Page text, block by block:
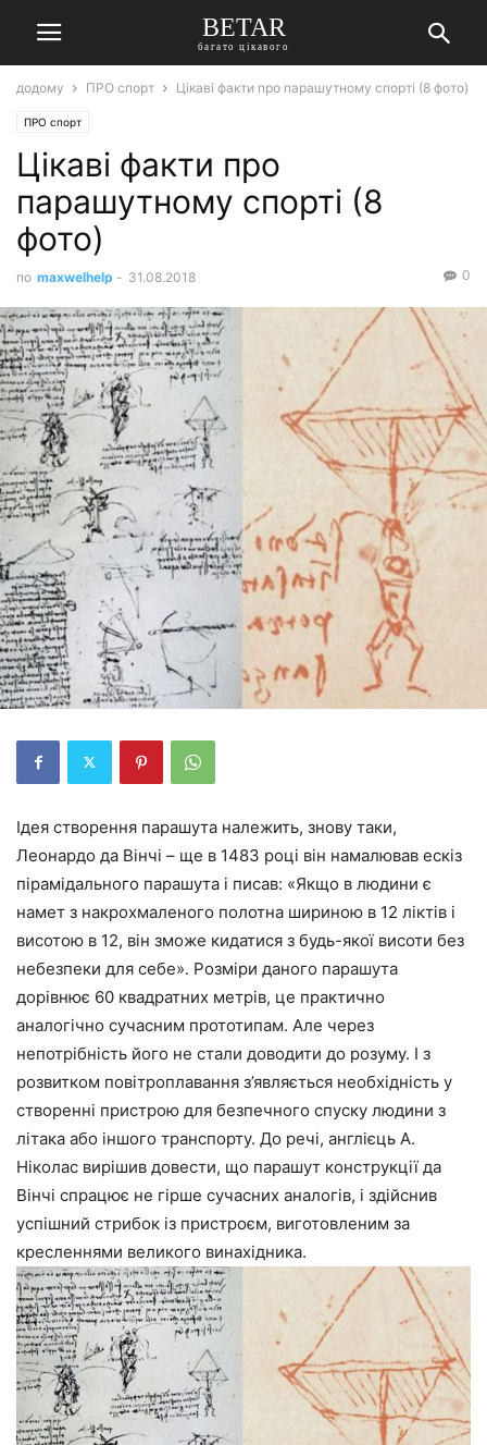
BETAR
багато цікавого
додому ПРО спорт Цікаві факти про парашутному спорті (8 фото)
ПРО спорт
Цікаві факти про
парашутному спорті (8
фото)
по maxwelhelp - 31.08.2018 0
Ідея створення парашута належить, знову таки,
Леонардо да Вінчі – ще в 1483 році він намалював ескіз
пірамідального парашута і писав: «Якщо в людини є
намет з накрохмаленого полотна шириною в 12 ліктів і
висотою в 12, він зможе кидатися з будь-якої висоти без
небезпеки для себе». Розміри даного парашута
дорівнює 60 квадратних метрів, це практично
аналогічно сучасним прототипам. Але через
непотрібність його не стали доводити до розуму. І з
розвитком повітроплавання з’являється необхідність у
створенні пристрою для безпечного спуску людини з
літака або іншого транспорту. До речі, англієць А.
Ніколас вирішив довести, що парашут конструкції да
Вінчі спрацює не гірше сучасних аналогів, і здійснив
успішний стрибок із пристроєм, виготовленим за
кресленнями великого винахідника.